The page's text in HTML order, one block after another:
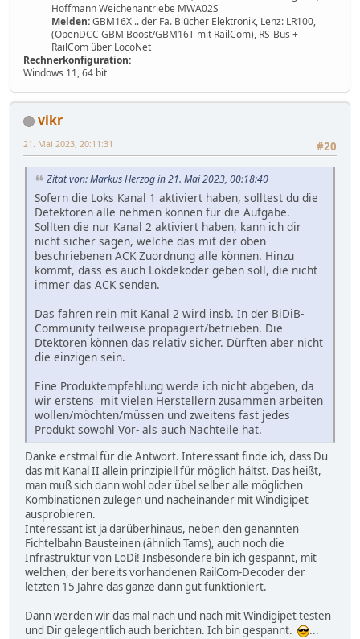
Hoffmann Weichenantriebe MWA02S
Melden:GBM16X .. der Fa. Blücher Elektronik, Lenz: LR100,
(OpenDCC GBM Boost/GBM16T mit RailCom), RS-Bus +
RailCom über LocoNet
Rechnerkonfiguration:
Windows 11, 64 bit
vikr
#20
21. Mai 2023, 20:11:31
Zitat von: Markus Herzog in 21. Mai 2023, 00:18:40
Sofern die Loks Kanal 1 aktiviert haben, solltest du die
Detektoren alle nehmen können für die Aufgabe.
Sollten die nur Kanal 2 aktiviert haben, kann ich dir
nicht sicher sagen, welche das mit der oben
beschriebenen ACK Zuordnung alle können. Hinzu
kommt, dass es auch Lokdekoder geben soll, die nicht
immer das ACK senden.
Das fahren rein mit Kanal 2 wird insb. In der BiDiB-
Community teilweise propagiert/betrieben. Die
Dtektoren können das relativ sicher. Dürften aber nicht
die einzigen sein.
Eine Produktempfehlung werde ich nicht abgeben, da
wir erstens mit vielen Herstellern zusammen arbeiten
wollen/möchten/müssen und zweitens fast jedes
Produkt sowohl Vor- als auch Nachteile hat.
Danke erstmal für die Antwort. Interessant finde ich, dass Du
das mit Kanal II allein prinzipiell für möglich hältst. Das heißt,
man muß sich dann wohl oder übel selber alle möglichen
Kombinationen zulegen und nacheinander mit Windigipet
ausprobieren.
Interessant ist ja darüberhinaus, neben den genannten
Fichtelbahn Bausteinen (ähnlich Tams), auch noch die
Infrastruktur von LoDi! Insbesondere bin ich gespannt, mit
welchen, der bereits vorhandenen RailCom-Decoder der
letzten 15 Jahre das ganze dann gut funktioniert.
Dann werden wir das mal nach und nach mit Windigipet testen
und Dir gelegentlich auch berichten. Ich bin gespannt.
...